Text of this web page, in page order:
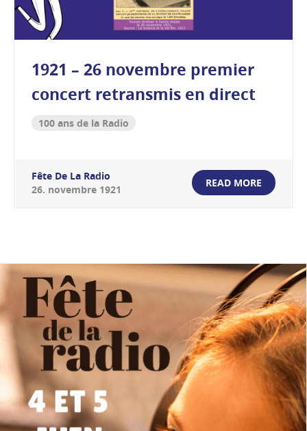
1921 – 26 novembre premier
concert retransmis en direct
100 ans de la Radio
Fête De La Radio
26. novembre 1921
READ MORE